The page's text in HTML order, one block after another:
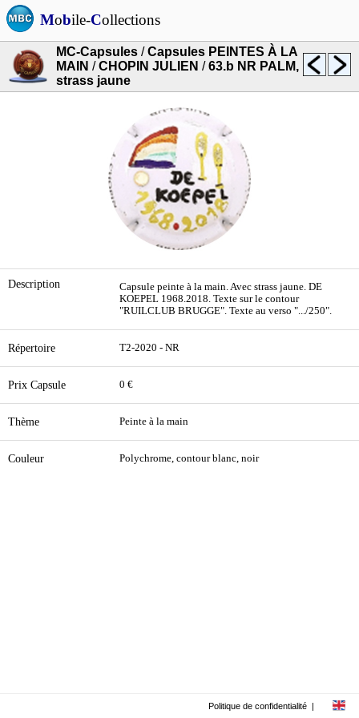
Mobile-Collections
MC-Capsules /Capsules PEINTES À LA
MAIN /CHOPIN JULIEN /63.b NR PALM,
strass jaune
Description
Capsule peinte à la main. Avec strass jaune. DE
KOEPEL 1968.2018. Texte sur le contour
"RUILCLUB BRUGGE". Texte au verso ".../250".
Répertoire T2-2020 - NR
Prix Capsule 0 €
Thème Peinte à la main
Couleur Polychrome, contour blanc, noir
Politique de confidentialité |